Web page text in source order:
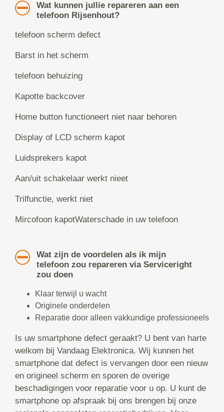
Wat kunnen jullie repareren aan een
telefoon Rijsenhout?
telefoon scherm defect
Barst in het scherm
telefoon behuizing
Kapotte backcover
Home button functioneert niet naar behoren
Display of LCD scherm kapot
Luidsprekers kapot
Aan/uit schakelaar werkt nieet
Trilfunctie, werkt niet
Mircofoon kapotWaterschade in uw telefoon
Wat zijn de voordelen als ik mijn
telefoon zou repareren via Serviceright
zou doen
Klaar terwijl u wacht
Originele onderdelen
Reparatie door alleen vakkundige professioneels
Is uw smartphone defect geraakt? U bent van harte
welkom bij Vandaag Elektronica. Wij kunnen het
smartphone dat defect is vervangen door een nieuw
en origineel scherm en sporen de overige
beschadigingen voor reparatie voor u op. U kunt de
smartphone op afspraak bij ons brengen bij onze